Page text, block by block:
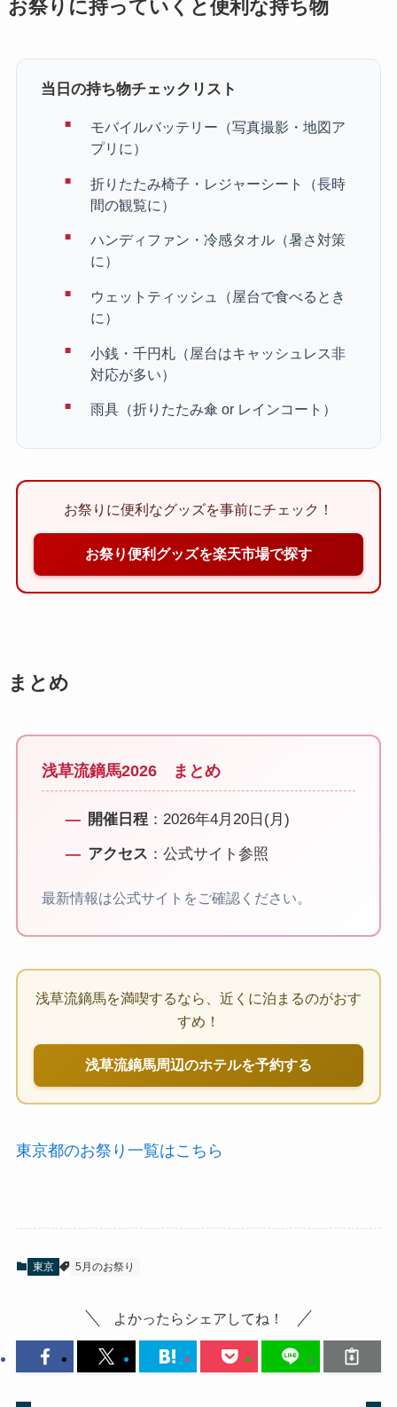
お祭りに持っていくと便利な持ち物
当日の持ち物チェックリスト
モバイルバッテリー（写真撮影・地図ア
プリに）
折りたたみ椅子・レジャーシート（長時
間の観覧に）
ハンディファン・冷感タオル（暑さ対策
に）
ウェットティッシュ（屋台で食べるとき
に）
小銭・千円札（屋台はキャッシュレス非
対応が多い）
雨具（折りたたみ傘 or レインコート）
お祭りに便利なグッズを事前にチェック！
お祭り便利グッズを楽天市場で探す
まとめ
浅草流鏑馬2026 まとめ
開催日程：2026年4月20日(月)
アクセス ：公式サイト参照
最新情報は公式サイトをご確認ください。
浅草流鏑馬を満喫するなら、近くに泊まるのがおす
すめ！
浅草流鏑馬周辺のホテルを予約する
東京都のお祭り一覧はこちら
東京 5月のお祭り
よかったらシェアしてね！